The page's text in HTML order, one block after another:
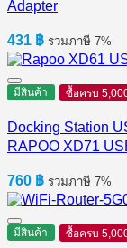
Adapter
431 ฿ รวมภาษี 7%
มีสินค้า ซื้อครบ
Docking Station
RAPOO XD71
760 ฿ รวมภาษี 7%
มีสินค้า ซื้อครบ